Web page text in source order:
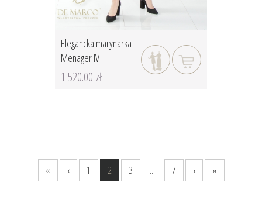
Elegancka marynarka
Menager IV
1 520.00 zł
« ‹ 1 2 3 ... 7 › »